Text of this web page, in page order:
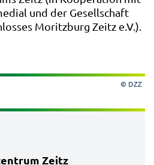
und der Gesellschaft
Moritzburg Zeitz e.V.).
© DZZ
Zeitz